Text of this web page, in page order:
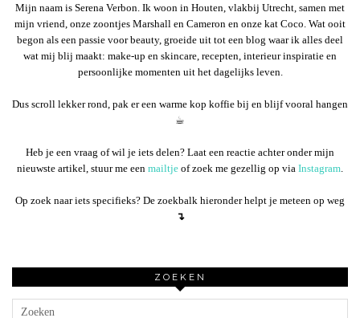
Mijn naam is Serena Verbon. Ik woon in Houten, vlakbij Utrecht, samen met
mijn vriend, onze zoontjes Marshall en Cameron en onze kat Coco. Wat ooit
begon als een passie voor beauty, groeide uit tot een blog waar ik alles deel
wat mij blij maakt: make-up en skincare, recepten, interieur inspiratie en
persoonlijke momenten uit het dagelijks leven.
Dus scroll lekker rond, pak er een warme kop koffie bij en blijf vooral hangen
☕︎
Heb je een vraag of wil je iets delen? Laat een reactie achter onder mijn
nieuwste artikel, stuur me een mailtje of zoek me gezellig op via Instagram
Op zoek naar iets specifieks? De zoekbalk hieronder helpt je meteen op weg
↴
ZOEKEN